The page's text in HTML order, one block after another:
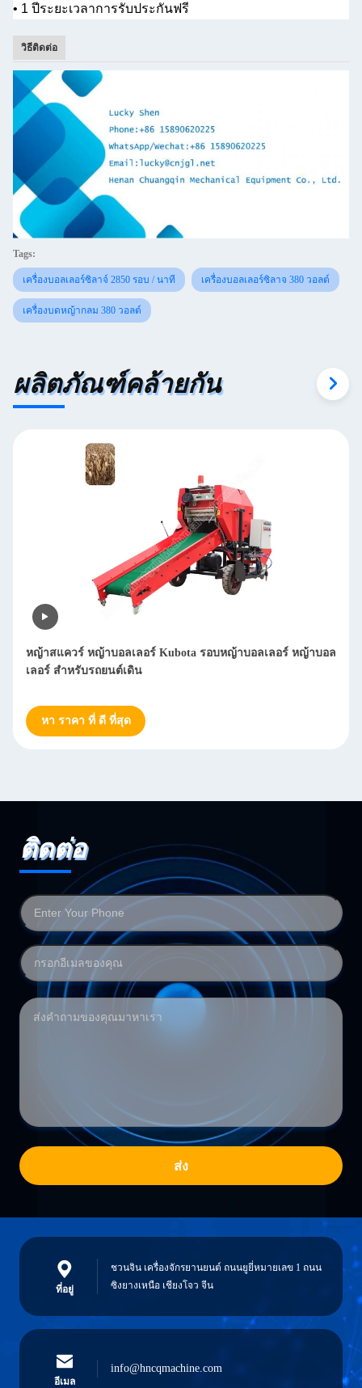
• 1 ปีระยะเวลาการรับประกันฟรี
วิธีติดต่อ
Tags:
เครื่องบอลเลอร์ซิลาจ์ 2850 รอบ / นาที เครื่องบอลเลอร์ซิลาจ 380 วอลต์
เครื่องบดหญ้ากลม 380 วอลต์
ผลิตภัณฑ์คล้ายกัน
เครื่องบอลเลอร์หญ้าดีเซล บอลเลอร์หญ้าหญ้าหญ้าหญ้า Alfalfa
บอลเลอร์หญ้า หญ้าสี่เหลี่ยม บอลเลอร์หญ้ากลม
หา ราคา ที่ ดี ที่สุด
ติดต่อ
ส่ง
ที่อยู่
ชวนจิน เครื่องจักรยานยนต์ ถนนยูยี่หมายเลข 1 ถนน
ซิงยางเหนือ เชียงโจว จีน
อีเมล
info@hncqmachine.com